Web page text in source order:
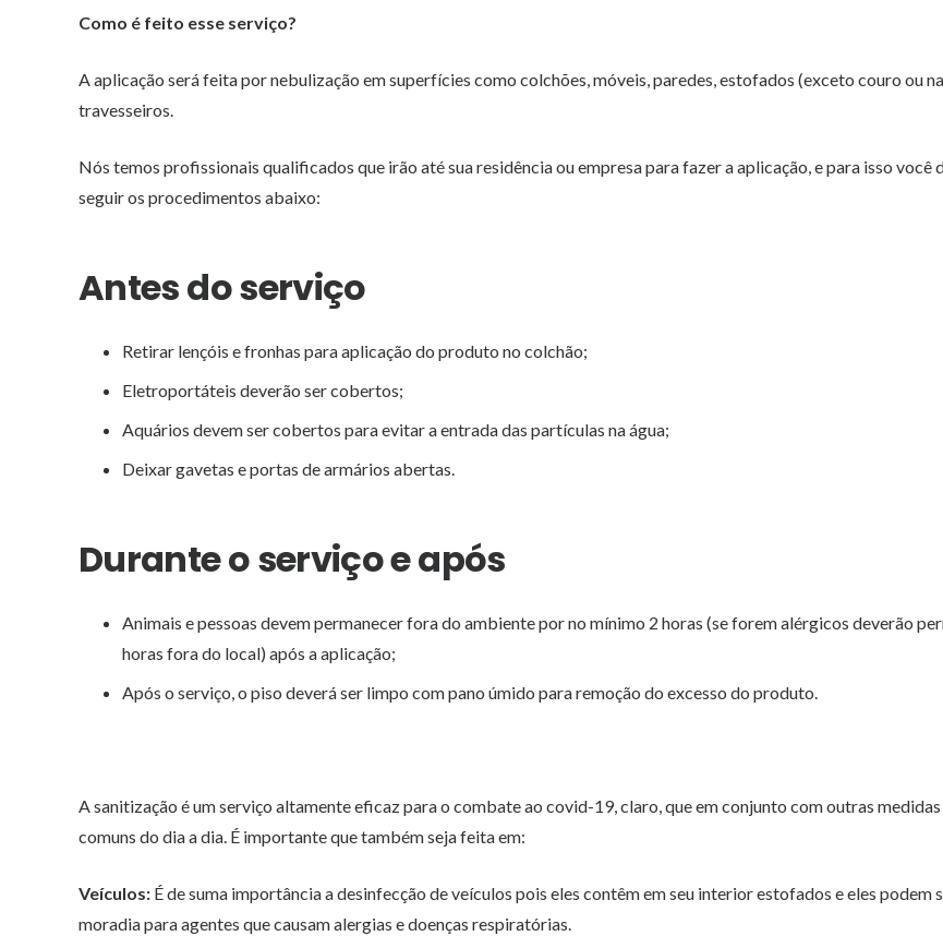
Como é feito esse serviço?
A aplicação será feita por nebulização em superfícies como colchões, móveis, paredes, estofados (exceto couro ou
travesseiros.
Nós temos profissionais qualificados que irão até sua residência ou empresa para fazer a aplicação, e para isso você
seguir os procedimentos abaixo:
Antes do serviço
Retirar lençóis e fronhas para aplicação do produto no colchão;
Eletroportáteis deverão ser cobertos;
Aquários devem ser cobertos para evitar a entrada das partículas na água;
Deixar gavetas e portas de armários abertas.
Durante o serviço e após
Animais e pessoas devem permanecer fora do ambiente por no mínimo 2 horas (se forem alérgicos deverão
horas fora do local) após a aplicação;
Após o serviço, o piso deverá ser limpo com pano úmido para remoção do excesso do produto.
A sanitização é um serviço altamente eficaz para o combate ao covid-19, claro, que em conjunto com outras
comuns do dia a dia. É importante que também seja feita em:
Veículos: É de suma importância a desinfecção de veículos pois eles contêm em seu interior estofados e eles podem
moradia para agentes que causam alergias e doenças respiratórias.